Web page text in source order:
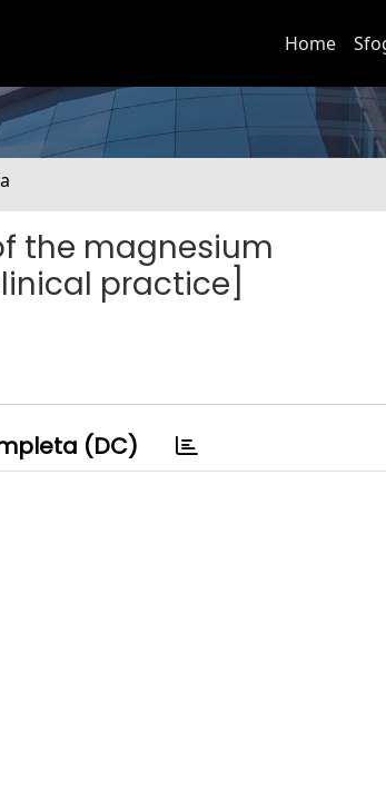
Home
the magnesium
practice]
(DC)